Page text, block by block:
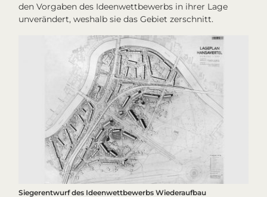
den Vorgaben des Ideenwettbewerbs in ihrer Lage
unverändert, weshalb sie das Gebiet zerschnitt.
Siegerentwurf des Ideenwettbewerbs Wiederaufbau